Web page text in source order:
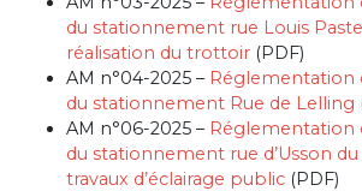
du stationnement rue Louis
réalisation du trottoir (PDF)
AM n°04-2025 – Réglementation
du stationnement Rue de Lelling
AM n°06-2025 – Réglementation
du stationnement rue d’Usson
travaux d’éclairage public (PDF)